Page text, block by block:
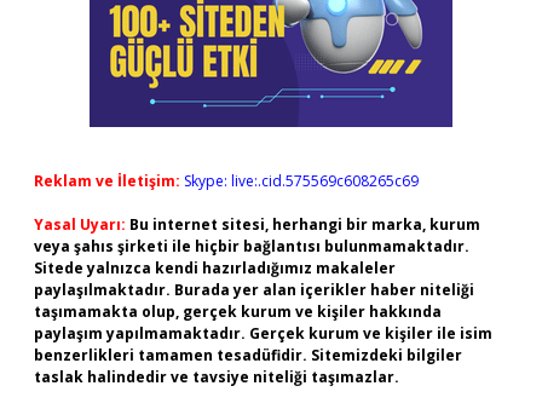
Reklam ve İletişim: Skype: live:.cid.575569c608265c69
Yasal Uyarı: Bu internet sitesi, herhangi bir marka, kurum
veya şahıs şirketi ile hiçbir bağlantısı bulunmamaktadır.
Sitede yalnızca kendi hazırladığımız makaleler
paylaşılmaktadır. Burada yer alan içerikler haber niteliği
taşımamakta olup, gerçek kurum ve kişiler hakkında
paylaşım yapılmamaktadır. Gerçek kurum ve kişiler ile isim
benzerlikleri tamamen tesadüfidir. Sitemizdeki bilgiler
taslak halindedir ve tavsiye niteliği taşımazlar.